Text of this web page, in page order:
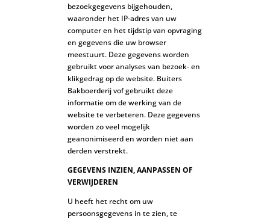
bezoekgegevens bijgehouden,
waaronder het IP-adres van uw
computer en het tijdstip van opvraging
en gegevens die uw browser
meestuurt. Deze gegevens worden
gebruikt voor analyses van bezoek- en
klikgedrag op de website. Buiters
Bakboerderij vof gebruikt deze
informatie om de werking van de
website te verbeteren. Deze gegevens
worden zo veel mogelijk
geanonimiseerd en worden niet aan
derden verstrekt.
GEGEVENS INZIEN, AANPASSEN OF
VERWIJDEREN
U heeft het recht om uw
persoonsgegevens in te zien, te